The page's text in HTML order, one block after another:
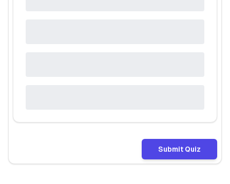
Submit Quiz